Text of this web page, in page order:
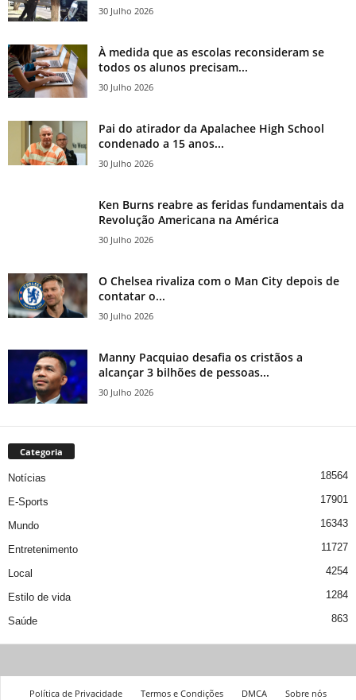
30 Julho 2026
À medida que as escolas reconsideram se
todos os alunos precisam...
30 Julho 2026
Pai do atirador da Apalachee High School
condenado a 15 anos...
30 Julho 2026
Ken Burns reabre as feridas fundamentais da
Revolução Americana na América
30 Julho 2026
O Chelsea rivaliza com o Man City depois de
contatar o...
30 Julho 2026
Manny Pacquiao desafia os cristãos a
alcançar 3 bilhões de pessoas...
30 Julho 2026
Categoria
Notícias 18564
E-Sports 17901
Mundo 16343
Entretenimento 11727
Local 4254
Estilo de vida 1284
Saúde 863
Política de Privacidade Termos e Condições DMCA Sobre nós